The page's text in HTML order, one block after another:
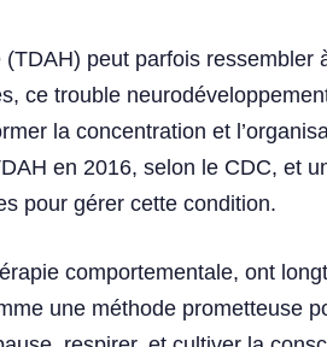
peut parfois
ce trouble
la concentration et
en 2016, selon le CDC, et
pour gérer cette condition.
comportementale, ont
une méthode prometteuse